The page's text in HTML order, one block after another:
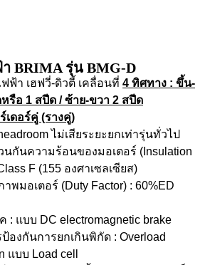
BRIMA รุ่น BMG-D
ฟ้า เฮฟวี่-ดิวตี้ เคลื่อนที่ 4 ทิศทาง : ขึ้น-
รือ 1 สปีด / ซ้าย-ขวา 2 สปีด
เดอร์คู่ (รางคู่)
ไม่เสียระยะยกเท่ารุ่นทั่วไป
นกันความร้อนของมอเตอร์ (Insulation
F (155 องศาเซลเซียส)
พมอเตอร์ (Duty Factor) : 60%ED
: แบบ DC electromagnetic brake
องกันการยกเกินพิกัด : Overload
แบบ Load cell